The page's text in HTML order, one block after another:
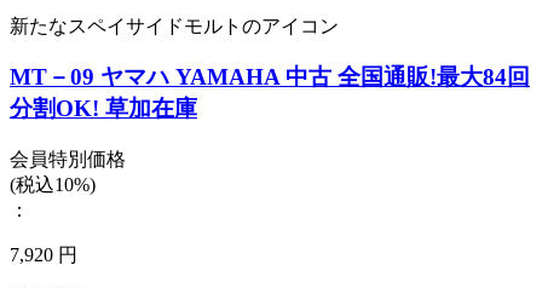
新たなスペイサイドモルトのアイコン
MT－09 ヤマハ YAMAHA 中古 全国通販!最大84回
分割OK! 草加在庫
会員特別価格
(税込10%)
：
7,920 円